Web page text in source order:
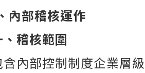
內部稽核運作
、稽核範圍
含內部控制制度企業層